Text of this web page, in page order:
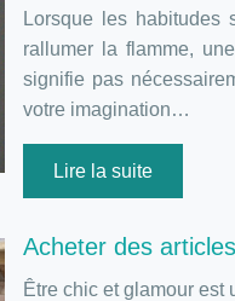
Lorsque les
rallumer la flamme,
signifie pas
votre imagination…
Lire la suite
Acheter des
Être chic et glamour est